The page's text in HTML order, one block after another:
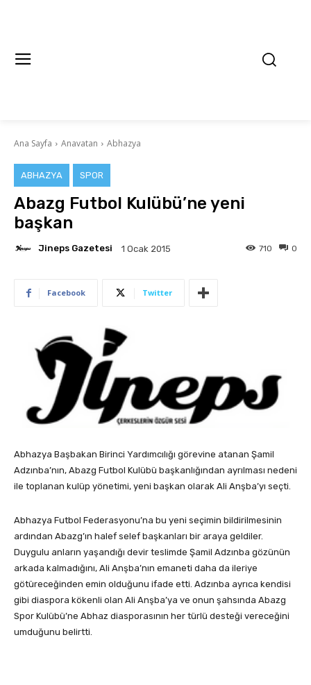
Ana Sayfa Anavatan Abhazya
ABHAZYA SPOR
Abazg Futbol Kulübü’ne yeni
başkan
Jineps Gazetesi 1 Ocak 2015 0
710
Facebook Twitter
Abhazya Başbakan Birinci Yardımcılığı görevine atanan Şamil
Adzınba’nın, Abazg Futbol Kulübü başkanlığından ayrılması nedeni
ile toplanan kulüp yönetimi, yeni başkan olarak Ali Anşba’yı seçti.
Abhazya Futbol Federasyonu’na bu yeni seçimin bildirilmesinin
ardından Abazg’ın halef selef başkanları bir araya geldiler.
Duygulu anların yaşandığı devir teslimde Şamil Adzınba gözünün
arkada kalmadığını, Ali Anşba’nın emaneti daha da ileriye
götüreceğinden emin olduğunu ifade etti. Adzınba ayrıca kendisi
gibi diaspora kökenli olan Ali Anşba’ya ve onun şahsında Abazg
Spor Kulübü’ne Abhaz diasporasının her türlü desteği vereceğini
umduğunu belirtti.